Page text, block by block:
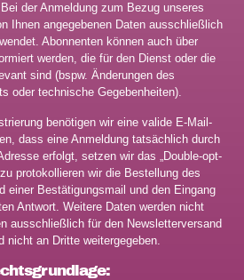
der Anmeldung zum Bezug unseres
Ihnen angegebenen Daten ausschließlich
Abonnenten können auch über
werden, die für den Dienst oder die
sind (bspw. Änderungen des
oder technische Gegebenheiten).
benötigen wir eine valide E-Mail-
dass eine Anmeldung tatsächlich durch
erfolgt, setzen wir das „Double-opt-
protokollieren wir die Bestellung des
einer Bestätigungsmail und den Eingang
Antwort. Weitere Daten werden nicht
ausschließlich für den Newsletterversand
nicht an Dritte weitergegeben.